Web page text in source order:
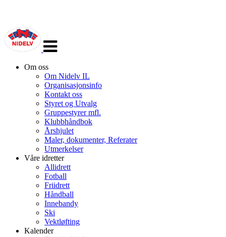
navigasjon
Om oss
Om Nidelv IL
Organisasjonsinfo
Kontakt oss
Styret og Utvalg
Gruppestyrer mfl.
Klubbhåndbok
Årshjulet
Maler, dokumenter, Referater
Utmerkelser
Våre idretter
Allidrett
Fotball
Friidrett
Håndball
Innebandy
Ski
Vektløfting
Kalender